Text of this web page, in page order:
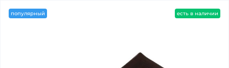
популярный есть в наличии